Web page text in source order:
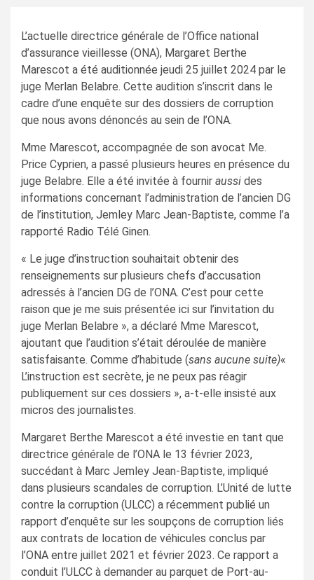
L’actuelle directrice générale de l’Office national
d’assurance vieillesse (ONA), Margaret Berthe
Marescot a été auditionnée jeudi 25 juillet 2024 par le
juge Merlan Belabre. Cette audition s’inscrit dans le
cadre d’une enquête sur des dossiers de corruption
que nous avons dénoncés au sein de l’ONA.
Mme Marescot, accompagnée de son avocat Me.
Price Cyprien, a passé plusieurs heures en présence du
juge Belabre. Elle a été invitée à fournir aussi des
informations concernant l’administration de l’ancien DG
de l’institution, Jemley Marc Jean-Baptiste, comme l’a
rapporté Radio Télé Ginen.
« Le juge d’instruction souhaitait obtenir des
renseignements sur plusieurs chefs d’accusation
adressés à l’ancien DG de l’ONA. C’est pour cette
raison que je me suis présentée ici sur l’invitation du
juge Merlan Belabre », a déclaré Mme Marescot,
ajoutant que l’audition s’était déroulée de manière
satisfaisante. Comme d’habitude (sans aucune suite)«
L’instruction est secrète, je ne peux pas réagir
publiquement sur ces dossiers », a-t-elle insisté aux
micros des journalistes.
Margaret Berthe Marescot a été investie en tant que
directrice générale de l’ONA le 13 février 2023,
succédant à Marc Jemley Jean-Baptiste, impliqué
dans plusieurs scandales de corruption. L’Unité de lutte
contre la corruption (ULCC) a récemment publié un
rapport d’enquête sur les soupçons de corruption liés
aux contrats de location de véhicules conclus par
l’ONA entre juillet 2021 et février 2023. Ce rapport a
conduit l’ULCC à demander au parquet de Port-au-